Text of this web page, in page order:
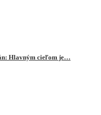
Hlavným cieľom je…